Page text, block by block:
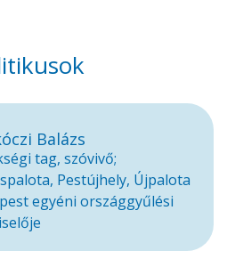
Balázs
tag, szóvivő;
Pestújhely, Újpalota
egyéni országgyűlési